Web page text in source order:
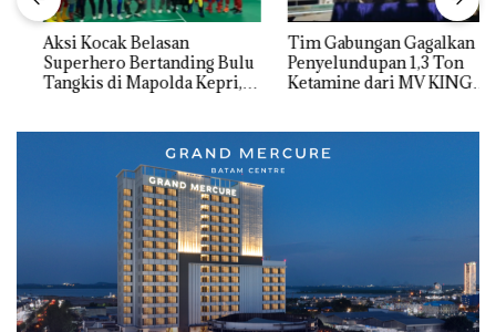
Aksi Kocak Belasan
Superhero Bertanding Bulu
Tangkis di Mapolda Kepri,
Tim Gabungan Gagalkan
Penyelundupan 1,3 Ton
Ketamine dari MV KING